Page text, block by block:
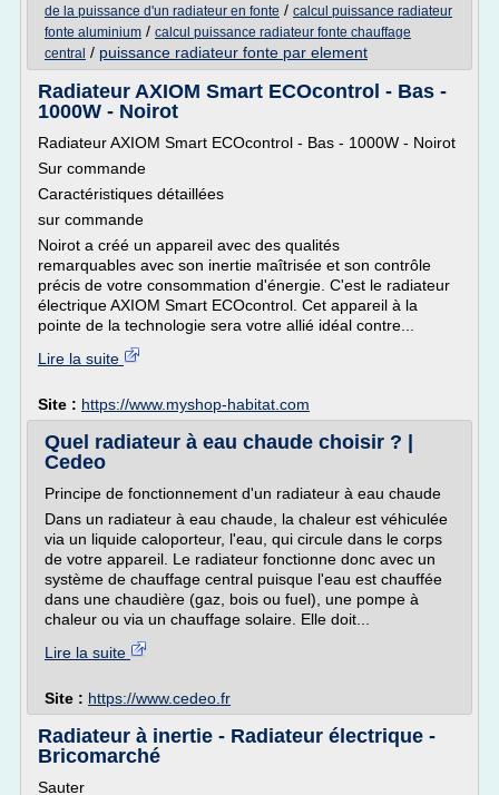
de la puissance d'un radiateur en fonte / calcul puissance radiateur
fonte aluminium / calcul puissance radiateur fonte chauffage
central / puissance radiateur fonte par element
Radiateur AXIOM Smart ECOcontrol - Bas -
1000W - Noirot
Radiateur AXIOM Smart ECOcontrol - Bas - 1000W - Noirot
Sur commande
Caractéristiques détaillées
sur commande
Noirot a créé un appareil avec des qualités
remarquables avec son inertie maîtrisée et son contrôle
précis de votre consommation d'énergie. C'est le radiateur
électrique AXIOM Smart ECOcontrol. Cet appareil à la
pointe de la technologie sera votre allié idéal contre...
Lire la suite
Site : https://www.myshop-habitat.com
Quel radiateur à eau chaude choisir ? |
Cedeo
Principe de fonctionnement d'un radiateur à eau chaude
Dans un radiateur à eau chaude, la chaleur est véhiculée
via un liquide caloporteur, l'eau, qui circule dans le corps
de votre appareil. Le radiateur fonctionne donc avec un
système de chauffage central puisque l'eau est chauffée
dans une chaudière (gaz, bois ou fuel), une pompe à
chaleur ou via un chauffage solaire. Elle doit...
Lire la suite
Site : https://www.cedeo.fr
Radiateur à inertie - Radiateur électrique -
Bricomarché
Sauter